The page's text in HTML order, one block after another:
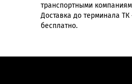
транспортными
Доставка до терминала
бесплатно.